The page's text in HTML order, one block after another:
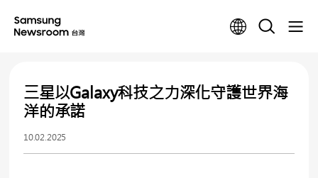
三星以Galaxy科技之力深化守護世界海
洋的承諾
10.02.2025